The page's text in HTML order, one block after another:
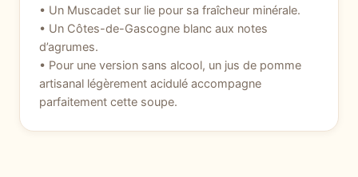
• Un Muscadet sur lie pour sa fraîcheur minérale.
• Un Côtes-de-Gascogne blanc aux notes
d’agrumes.
• Pour une version sans alcool, un jus de pomme
artisanal légèrement acidulé accompagne
parfaitement cette soupe.